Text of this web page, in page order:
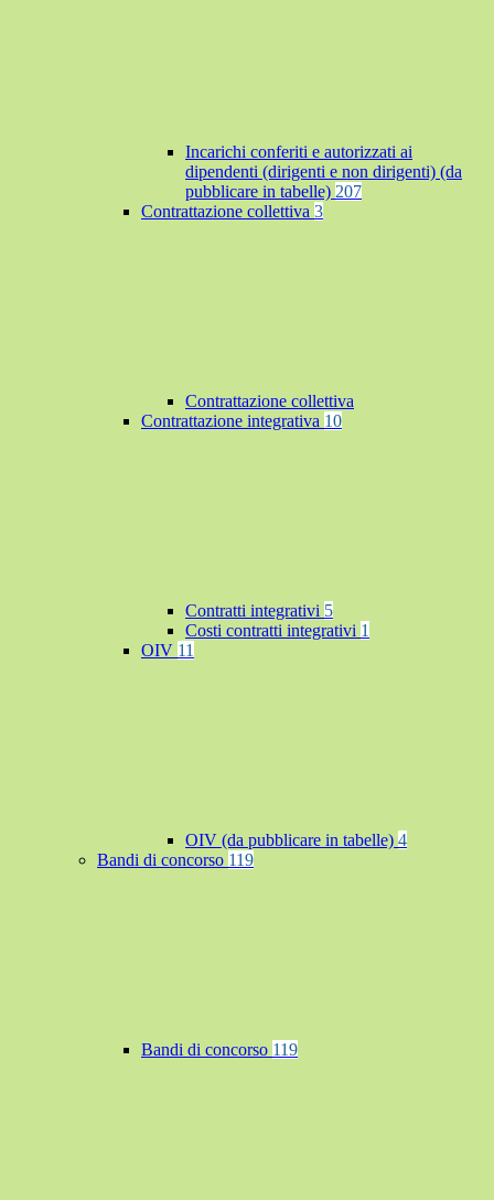
Incarichi conferiti e autorizzati ai
dipendenti (dirigenti e non dirigenti) (da
pubblicare in tabelle) 207
Contrattazione collettiva 3
Contrattazione collettiva
Contrattazione integrativa 10
Contratti integrativi 5
Costi contratti integrativi 1
OIV 11
OIV (da pubblicare in tabelle) 4
Bandi di concorso 119
Bandi di concorso 119